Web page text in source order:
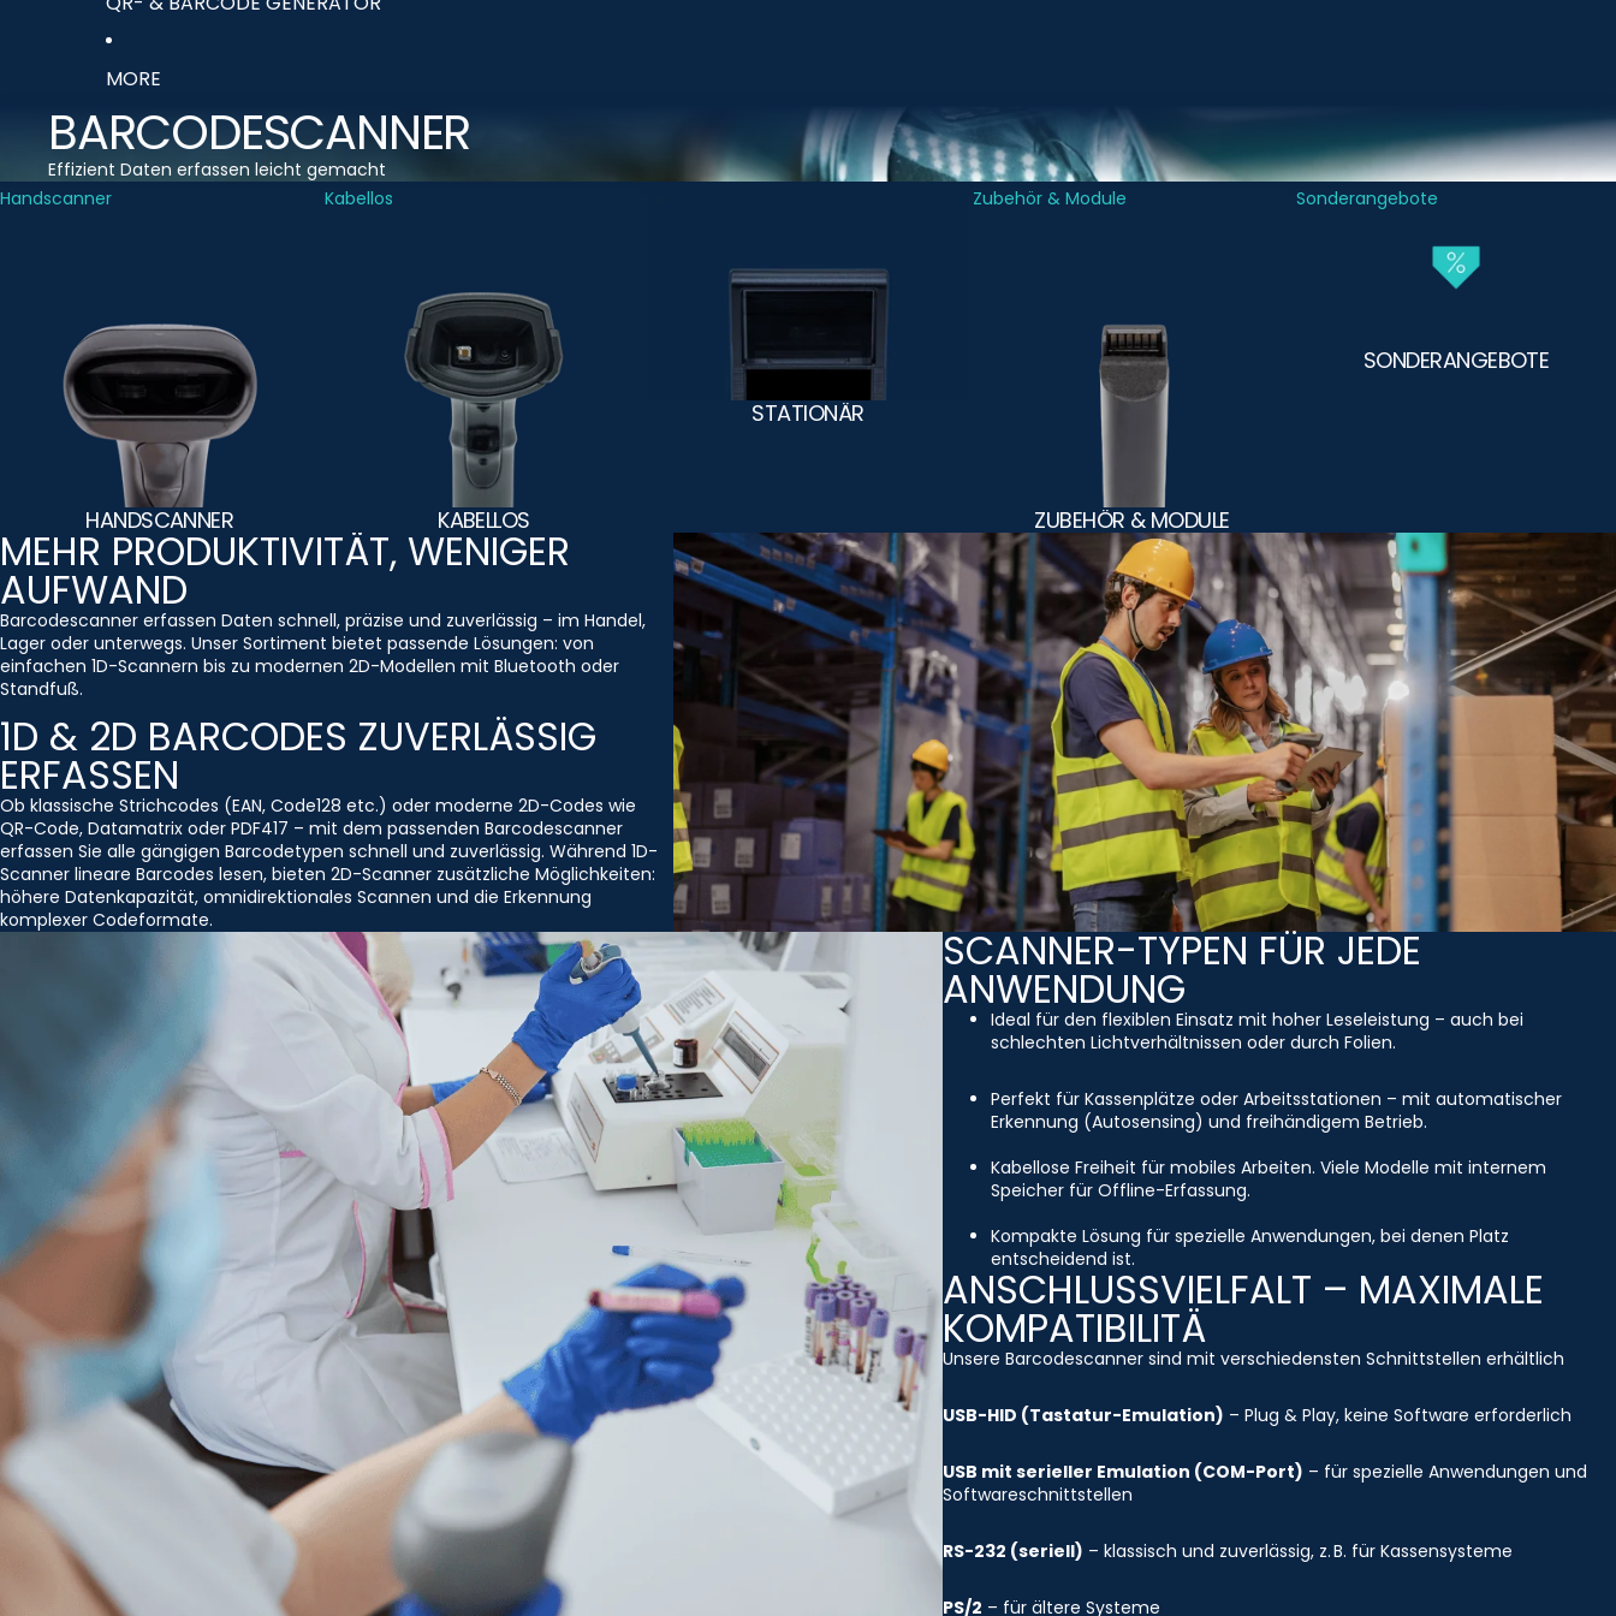
MORE
BARCODESCANNER
Effizient Daten erfassen leicht gemacht
Handscanner
HANDSCANNER
Kabellos
KABELLOS
STATIONÄR
Zubehör & Module
ZUBEHÖR & MODULE
Sonderangebote
SONDERANGEBOTE
MEHR PRODUKTIVITÄT, WENIGER
AUFWAND
Barcodescanner erfassen Daten schnell, präzise und zuverlässig – im Handel,
Lager oder unterwegs. Unser Sortiment bietet passende Lösungen: von
einfachen 1D-Scannern bis zu modernen 2D-Modellen mit Bluetooth oder
Standfuß.
1D & 2D BARCODES ZUVERLÄSSIG
ERFASSEN
Ob klassische Strichcodes (EAN, Code128 etc.) oder moderne 2D-Codes wie
QR-Code, Datamatrix oder PDF417 – mit dem passenden Barcodescanner
erfassen Sie alle gängigen Barcodetypen schnell und zuverlässig. Während 1D-
Scanner lineare Barcodes lesen, bieten 2D-Scanner zusätzliche Möglichkeiten:
höhere Datenkapazität, omnidirektionales Scannen und die Erkennung
komplexer Codeformate.
SCANNER-TYPEN FÜR JEDE
ANWENDUNG
Ideal für den flexiblen Einsatz mit hoher Leseleistung – auch bei
schlechten Lichtverhältnissen oder durch Folien.
Perfekt für Kassenplätze oder Arbeitsstationen – mit automatischer
Erkennung (Autosensing) und freihändigem Betrieb.
Kabellose Freiheit für mobiles Arbeiten. Viele Modelle mit internem
Speicher für Offline-Erfassung.
Kompakte Lösung für spezielle Anwendungen, bei denen Platz
entscheidend ist.
ANSCHLUSSVIELFALT – MAXIMALE
KOMPATIBILITÄ
Unsere Barcodescanner sind mit verschiedensten Schnittstellen erhältlich
USB-HID (Tastatur-Emulation) – Plug & Play, keine Software erforderlich
USB mit serieller Emulation (COM-Port) – für spezielle Anwendungen und
Softwareschnittstellen
RS-232 (seriell) – klassisch und zuverlässig, z. B. für Kassensysteme
PS/2 – für ältere Systeme